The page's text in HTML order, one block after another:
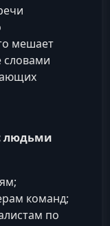
мешает
словами
людьми
команд;
по